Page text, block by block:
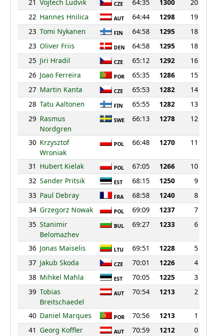
21 Vojtech Ludvik CZE 64:35 1300
20
22 Hannes Hnilica AUT 64:44 1298
19
23 Tomi Nykanen FIN 64:58 1295
18
23 Oliver Friis DEN 64:58 1295
18
25 Jiri Hradil CZE 65:12 1292
16
26 Joao Ferreira POR 65:35 1286
15
27 Martin Kanta CZE 65:53 1282
14
28 Tatu Aaltonen FIN 65:55 1282
13
29 Rasmus
Nordgren
SWE 66:13 1278 12
30 Krzysztof
Wroniak
POL 66:48 1270 11
31 Hubert Kielak POL 67:05 1266
10
32 Sander Pritsik EST 68:15 1250
9
33 Paul Debray FRA 68:58 1240
8
34 Grzegorz Nowak POL 69:09 1237
7
35 Stanimir
Belomazhev
BUL 69:27 1233 6
36 Jonas Maiselis LTU 69:51 1228
5
37 Jakub Skoda CZE 70:01 1226
4
38 Mihkel Mahla EST 70:05 1225
3
39 Tobias
Breitschaedel
AUT 70:54 1213 2
40 Daniel Marques POR 70:56 1213
1
41 Georg Koffler AUT 70:59 1212
0